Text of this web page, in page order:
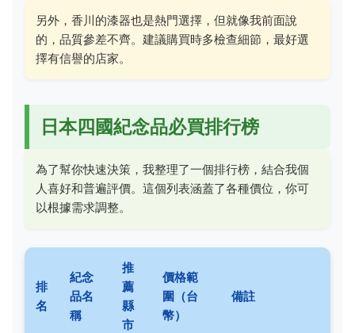
另外，香川的漆器也是熱門選擇，但就像我前面說
的，品質參差不齊。建議購買時多檢查細節，最好選
擇有信譽的店家。
日本四國紀念品必買排行榜
為了幫你快速決策，我整理了一個排行榜，結合我個
人喜好和普遍評價。這個列表涵蓋了各種價位，你可
以根據需求調整。
排
名
紀念
品名
稱
推
薦
縣
市
價格範
圍（台
幣）
備註